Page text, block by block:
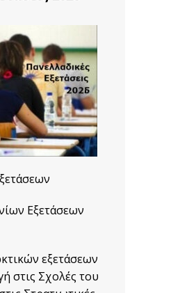
Εξετάσεων
εξετάσεων
στις Σχολές του